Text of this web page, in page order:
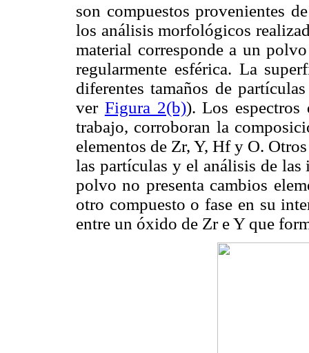
son compuestos provenientes
los análisis morfológicos
material corresponde a un
regularmente esférica. La
diferentes tamaños de
ver Figura 2(b)). Los espectros
trabajo, corroboran la
elementos de Zr, Y, Hf y O.
las partículas y el análisis de las
polvo no presenta cambios
otro compuesto o fase en su
entre un óxido de Zr e Y que